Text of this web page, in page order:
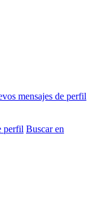
mensajes de perfil
perfil Buscar en